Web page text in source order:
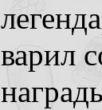
варил